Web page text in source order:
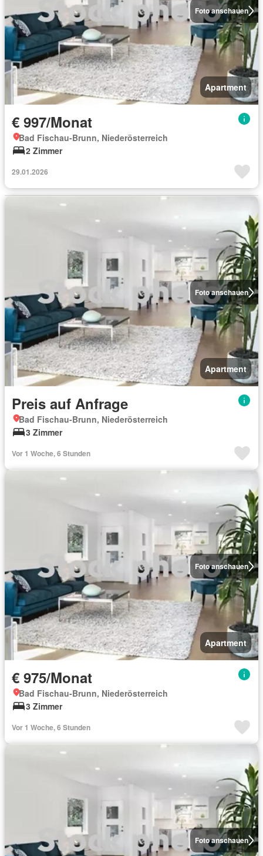
Foto anschauen
Apartment
€ 997/Monat
Bad Fischau-Brunn, Niederösterreich
2 Zimmer
29.01.2026
Foto anschauen
Apartment
Preis auf Anfrage
Bad Fischau-Brunn, Niederösterreich
3 Zimmer
Vor 1 Woche, 6 Stunden
Foto anschauen
Apartment
€ 975/Monat
Bad Fischau-Brunn, Niederösterreich
3 Zimmer
Vor 1 Woche, 6 Stunden
Foto anschauen